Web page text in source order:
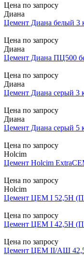
Цена по запросу
Диана
Цемент Диана белый 3
Цена по запросу
Диана
Цемент Диана ПЦ500
Цена по запросу
Диана
Цемент Диана серый 3
Цена по запросу
Диана
Цемент Диана серый 5
Цена по запросу
Holcim
Цемент Holcim
Цена по запросу
Holcim
Цемент ЦЕМ I 52,5Н
Цена по запросу
Цемент ЦЕМ I 42,5Н
Цена по запросу
Цемент ЦЕМ II/АШ